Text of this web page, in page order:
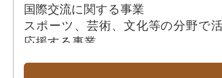
国際交流に関する事業
スポーツ、芸術、文化等の分野で
応援する事業